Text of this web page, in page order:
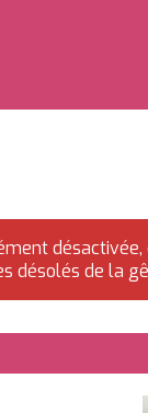
désolés de la